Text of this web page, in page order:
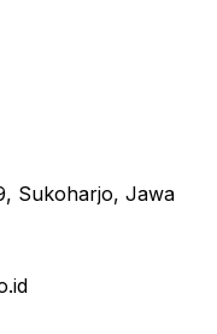
Sukoharjo, Jawa